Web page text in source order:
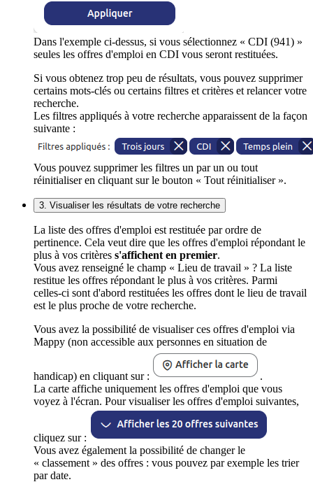
Dans l'exemple ci-dessus, si vous sélectionnez « CDI (941) »
seules les offres d'emploi en CDI vous seront restituées.
Si vous obtenez trop peu de résultats, vous pouvez supprimer
certains mots-clés ou certains filtres et critères et relancer votre
recherche.
Les filtres appliqués à votre recherche apparaissent de la façon
suivante :
Vous pouvez supprimer les filtres un par un ou tout
réinitialiser en cliquant sur le bouton « Tout réinitialiser ».
3. Visualiser les résultats de votre recherche
La liste des offres d'emploi est restituée par ordre de
pertinence. Cela veut dire que les offres d'emploi répondant le
plus à vos critères s'affichent en premier.
Vous avez renseigné le champ « Lieu de travail » ? La liste
restitue les offres répondant le plus à vos critères. Parmi
celles-ci sont d'abord restituées les offres dont le lieu de travail
est le plus proche de votre recherche.
Vous avez la possibilité de visualiser ces offres d'emploi via
Mappy (non accessible aux personnes en situation de
handicap) en cliquant sur :
.
La carte affiche uniquement les offres d'emploi que vous
voyez à l'écran. Pour visualiser les offres d'emploi suivantes,
cliquez sur :
Vous avez également la possibilité de changer le
« classement » des offres : vous pouvez par exemple les trier
par date.